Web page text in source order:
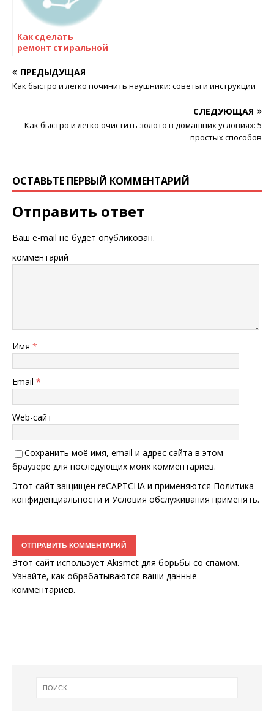
Как сделать
ремонт стиральной
руками: полезные
советы для
начинающих
ПРЕДЫДУЩАЯ
Как быстро и легко починить наушники: советы и инструкции
СЛЕДУЮЩАЯ
Как быстро и легко очистить золото в домашних условиях: 5
простых способов
ОСТАВЬТЕ ПЕРВЫЙ КОММЕНТАРИЙ
Отправить ответ
Ваш e-mail не будет опубликован.
комментарий
Имя *
Email *
Web-сайт
Сохранить моё имя, email и адрес сайта в этом
браузере для последующих моих комментариев.
Этот сайт защищен reCAPTCHA и применяются Политика
конфиденциальности и Условия обслуживания применять.
Этот сайт использует Akismet для борьбы со спамом.
Узнайте, как обрабатываются ваши данные
комментариев.